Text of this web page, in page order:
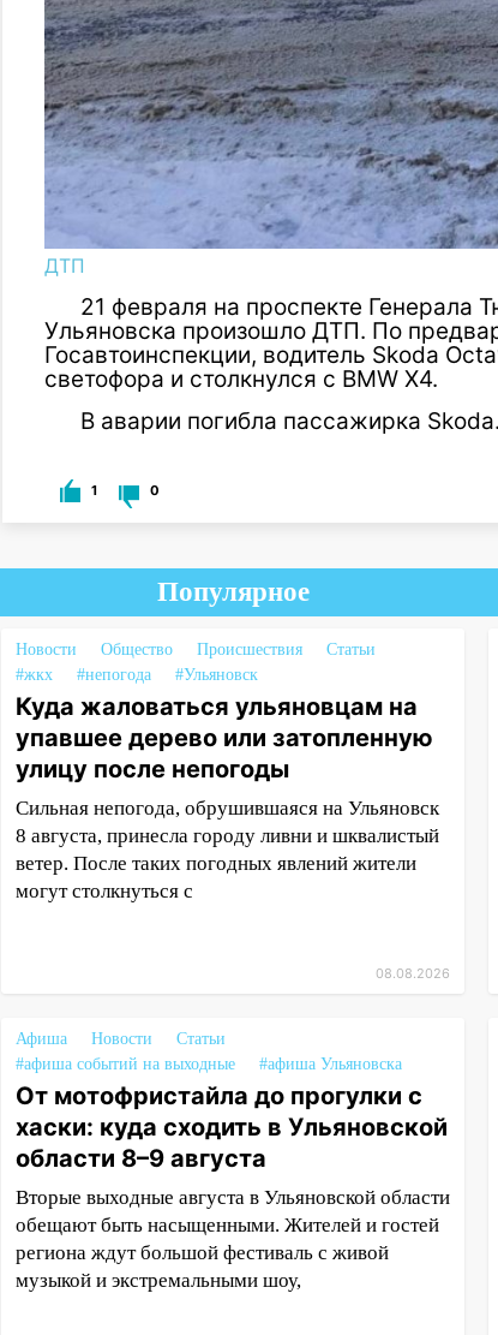
ДТП
21 февраля на проспекте Генерала
Ульяновска произошло ДТП. По
Госавтоинспекции, водитель Skoda
светофора и столкнулся с BMW X4.
В аварии погибла пассажирка
1 0
Популярное
Новости Общество Происшествия
Статьи
#жкх
#непогода #Ульяновск
Куда жаловаться ульяновцам на
упавшее дерево или затопленную
улицу после непогоды
Сильная непогода, обрушившаяся на Ульяновск
8 августа, принесла городу ливни и шквалистый
ветер. После таких погодных явлений жители
могут столкнуться с
08.08.2026
Афиша Новости
Статьи
#афиша событий на выходные
#афиша Ульяновска
От мотофристайла до прогулки с
хаски: куда сходить в Ульяновской
области 8–9 августа
Вторые выходные августа в Ульяновской области
обещают быть насыщенными. Жителей и гостей
региона ждут большой фестиваль с живой
музыкой и экстремальными шоу,